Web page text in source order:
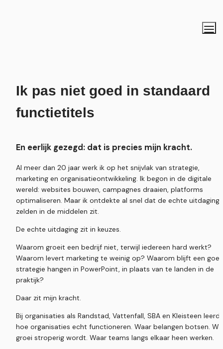
Ik pas niet goed in standaard
functietitels
En eerlijk gezegd: dat is precies mijn kracht.
Al meer dan 20 jaar werk ik op het snijvlak van strategie,
marketing en organisatieontwikkeling. Ik begon in de digitale
wereld: websites bouwen, campagnes draaien, platforms
optimaliseren. Maar ik ontdekte al snel dat de echte uitdaging
zelden in de middelen zit.
De echte uitdaging zit in keuzes.
Waarom groeit een bedrijf niet, terwijl iedereen hard werkt?
Waarom levert marketing te weinig op? Waarom blijft een
strategie hangen in PowerPoint, in plaats van te landen in de
praktijk?
Daar zit mijn kracht.
Bij organisaties als Randstad, Vattenfall, SBA en Kleisteen
hoe organisaties echt functioneren. Waar belangen botsen.
groei stroperig wordt. Waar teams langs elkaar heen werken.